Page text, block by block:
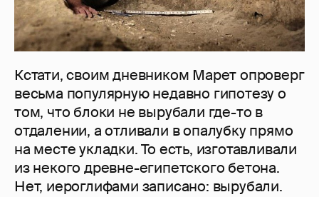
Кстати, своим дневником Марет опроверг
весьма популярную недавно гипотезу о
том, что блоки не вырубали где-то в
отдалении, а отливали в опалубку прямо
на месте укладки. То есть, изготавливали
из некого древне-египетского бетона.
Нет, иероглифами записано: вырубали.